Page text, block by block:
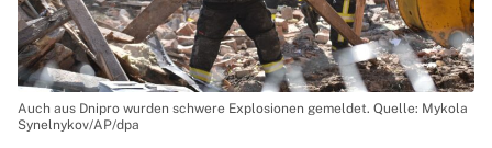
Auch aus Dnipro wurden schwere Explosionen gemeldet. Quelle: Mykola
Synelnykov/AP/dpa